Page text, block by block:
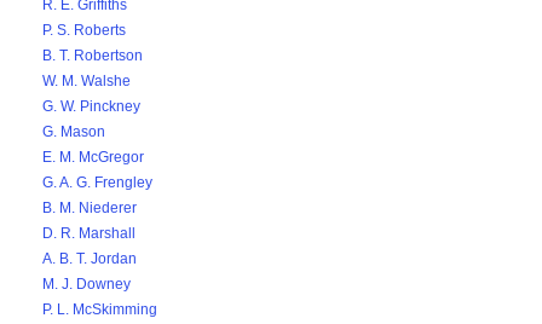
R. E. Griffiths
P. S. Roberts
B. T. Robertson
W. M. Walshe
G. W. Pinckney
G. Mason
E. M. McGregor
G. A. G. Frengley
B. M. Niederer
D. R. Marshall
A. B. T. Jordan
M. J. Downey
P. L. McSkimming